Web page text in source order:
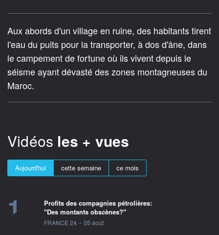
Aux abords d'un village en ruine, des habitants tirent
l'eau du puits pour la transporter, à dos d'âne, dans
le campement de fortune où ils vivent depuis le
séisme ayant dévasté des zones montagneuses du
Maroc.
Vidéos les + vues
Aujourd'hui cette semaine ce mois
1
Profits des compagnies pétrolières:
"Des montants obscènes?"
information fournie par
FRANCE 24 • 05 août